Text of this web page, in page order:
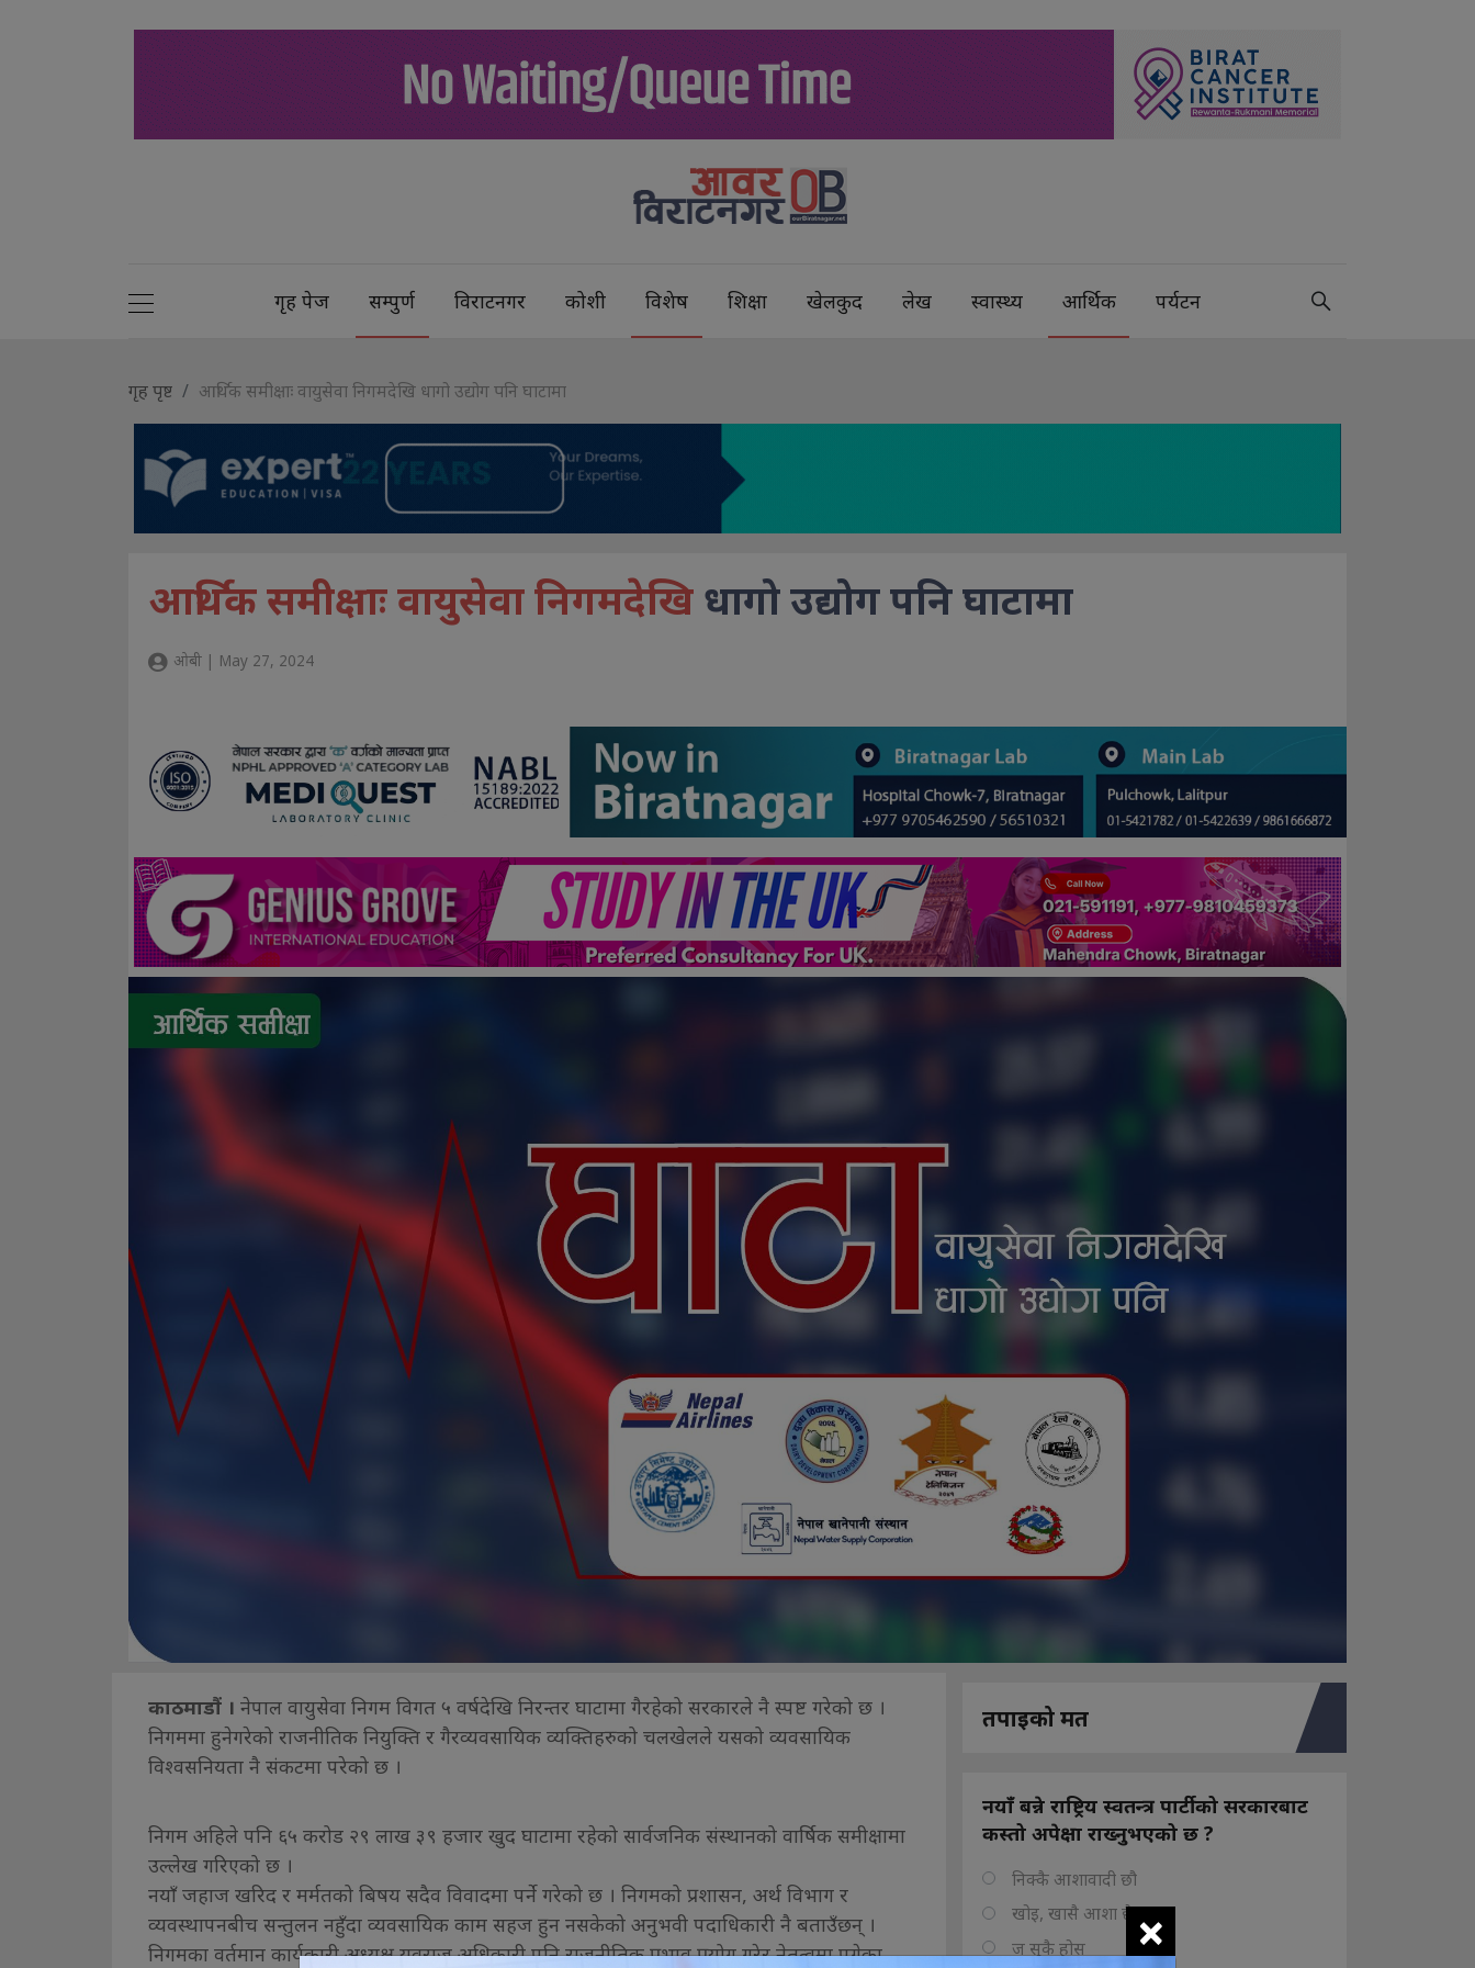
गृह पेज सम्पुर्ण विराटनगर कोशी विशेष शिक्षा खेलकुद लेख स्वास्थ्य आर्थिक पर्यटन
गृह पृष्ट आर्थिक समीक्षाः वायुसेवा निगमदेखि धागो उद्योग पनि घाटामा
आर्थिक समीक्षाः वायुसेवा निगमदेखि धागो उद्योग पनि घाटामा
ओबी | May 27, 2024
काठमाडौं । नेपाल वायुसेवा निगम विगत ५ वर्षदेखि निरन्तर घाटामा गैरहेको सरकारले नै स्पष्ट गरेको छ ।
निगममा हुनेगरेको राजनीतिक नियुक्ति र गैरव्यवसायिक व्यक्तिहरुको चलखेलले यसको व्यवसायिक
विश्वसनियता नै संकटमा परेको छ ।
निगम अहिले पनि ६५ करोड २९ लाख ३९ हजार खुद घाटामा रहेको सार्वजनिक संस्थानको वार्षिक समीक्षामा
उल्लेख गरिएको छ ।
नयाँ जहाज खरिद र मर्मतको बिषय सदैव विवादमा पर्ने गरेको छ । निगमको प्रशासन, अर्थ विभाग र
व्यवस्थापनबीच सन्तुलन नहुँदा व्यवसायिक काम सहज हुन नसकेको अनुभवी पदाधिकारी नै बताउँछन् ।
निगमका वर्तमान कार्यकारी अध्यक्ष युवराज अधिकारी पनि राजनीतिक प्रभाव प्रयोग गरेर नेतृत्वमा पुगेका
तपाइको मत
नयाँ बन्ने राष्ट्रिय स्वतन्त्र पार्टीको सरकारबाट
कस्तो अपेक्षा राख्नुभएको छ ?
निक्कै आशावादी छौ
खोइ, खासै आशा छैन
ज सुकै होस्
×